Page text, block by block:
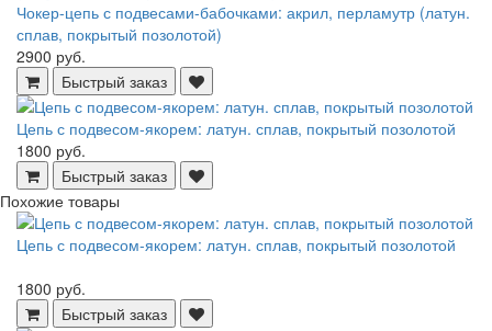
Чокер-цепь с подвесами-бабочками: акрил, перламутр (латун.
сплав, покрытый позолотой)
2900 руб.
Быстрый заказ
Цепь с подвесом-якорем: латун. сплав, покрытый позолотой
1800 руб.
Быстрый заказ
Похожие товары
Цепь с подвесом-якорем: латун. сплав, покрытый позолотой
1800 руб.
Быстрый заказ